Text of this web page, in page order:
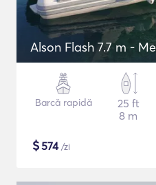
Alson Flash 7.7 m -
Barcă rapidă
25 ft
8 m
$574/zi